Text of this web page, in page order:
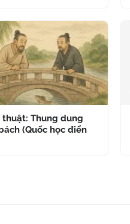
thuật: Thung dung
(Quốc học điển